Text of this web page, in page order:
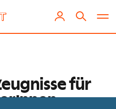
für